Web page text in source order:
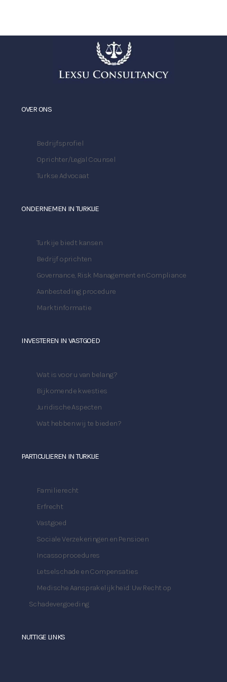
OVER ONS
Bedrijfsprofiel
Oprichter/Legal Counsel
Turkse Advocaat
ONDERNEMEN IN TURKIJE
Turkije biedt kansen
Bedrijf oprichten
Governance, Risk Management en Compliance
Aanbesteding procedure
Marktinformatie
INVESTEREN IN VASTGOED
Wat is voor u van belang?
Bijkomende kwesties
Juridische Aspecten
Wat hebben wij te bieden?
PARTICULIEREN IN TURKIJE
Familierecht
Erfrecht
Vastgoed
Sociale Verzekeringen en Pensioen
Incassoprocedures
Letselschade en Compensaties
Medische Aansprakelijkheid: Uw Recht op
Schadevergoeding
NUTTIGE LINKS